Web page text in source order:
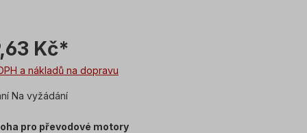
Kč*
a nákladů na dopravu
Na vyžádání
pro převodové motory